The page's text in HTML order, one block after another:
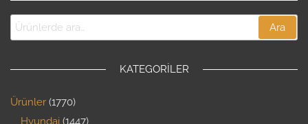
Ara
KATEGORILER
Ürünler 1770